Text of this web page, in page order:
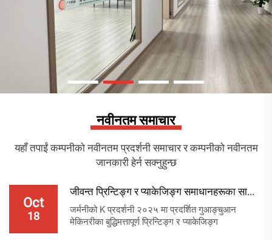
नवीनतम समाचार
यहाँ तपाईं कम्पनीको नवीनतम प्रदर्शनी समाचार र कम्पनीको नवीनतम
जानकारी हेर्न सक्नुहुन्छ
Oct
18
जीवन्त प्रिन्टिङ्ग र प्याकेजिङ्ग समाधानहरूका सा...
जर्मनीको K प्रदर्शनी २०२५ मा प्रदर्शित गुआङ्चुआन
मेकिनरीका बुद्धिमत्तापूर्ण प्रिन्टिङ्ग र प्याकेजिङ्ग